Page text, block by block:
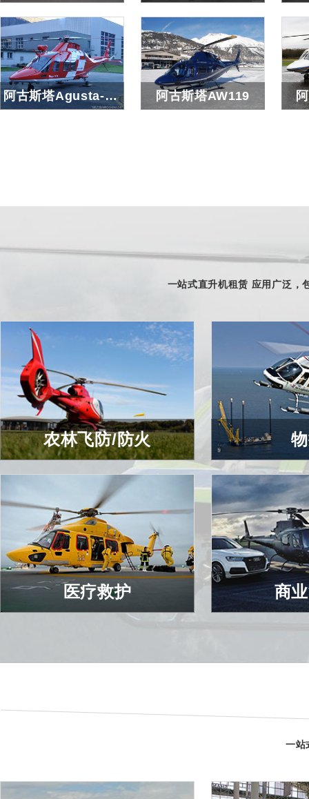
小松鼠AS350/EC130/AS355
查看详细
贝尔407
查看详细
阿古斯塔Agusta-AW109 阿古斯塔AW119
一站式直升机租赁 应用广泛，
农林飞防/防火
农林飞防/防火
查看详细 查
医疗救护
医疗救护
商
商
一站